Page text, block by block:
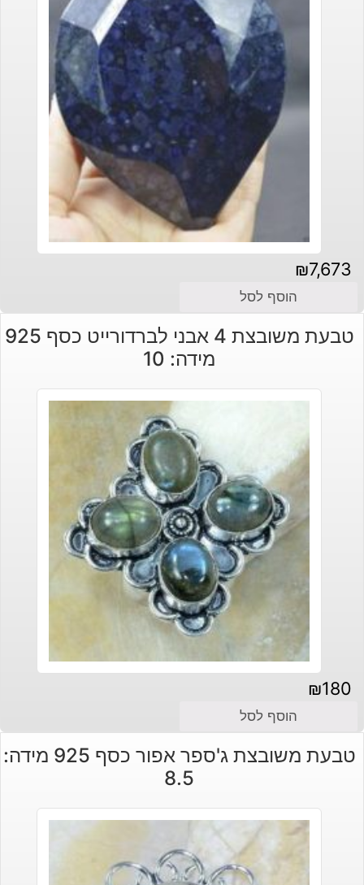
₪7,673
הוסף לסל
טבעת משובצת 4 אבני לברדורייט כסף 925
מידה: 10
₪180
הוסף לסל
טבעת משובצת ג'ספר אפור כסף 925 מידה:
8.5